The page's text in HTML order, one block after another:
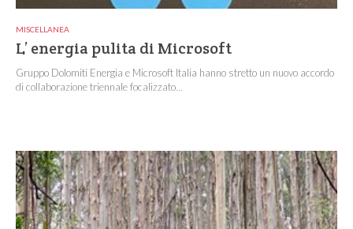
MISCELLANEA
L’ energia pulita di Microsoft
Gruppo Dolomiti Energia e Microsoft Italia hanno stretto un nuovo accordo
di collaborazione triennale focalizzato...